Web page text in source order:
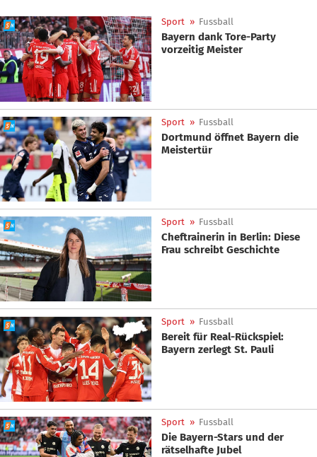
Sport » Fussball
Bayern dank Tore-Party
vorzeitig Meister
Sport » Fussball
Dortmund öffnet Bayern die
Meistertür
Sport » Fussball
Cheftrainerin in Berlin: Diese
Frau schreibt Geschichte
Sport » Fussball
Bereit für Real-Rückspiel:
Bayern zerlegt St. Pauli
Sport » Fussball
Die Bayern-Stars und der
rätselhafte Jubel